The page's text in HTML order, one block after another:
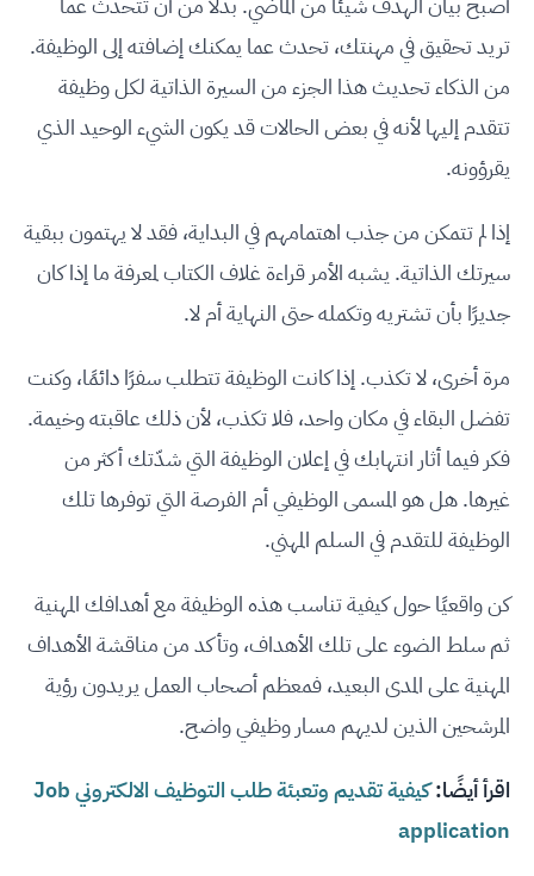
تريد تحقيق في مهنتك، تحدث عما يمكنك إضافته إلى الوظيفة.
من الذكاء تحديث هذا الجزء من السيرة الذاتية لكل وظيفة
تتقدم إليها لأنه في بعض الحالات قد يكون الشيء الوحيد الذي
يقرؤونه.
إذا لم تتمكن من جذب اهتمامهم في البداية، فقد لا يهتمون ببقية
سيرتك الذاتية. يشبه الأمر قراءة غلاف الكتاب لمعرفة ما إذا كان
جديرًا بأن تشتريه وتكمله حتى النهاية أم لا.
مرة أخرى، لا تكذب. إذا كانت الوظيفة تتطلب سفرًا دائمًا، وكنت
تفضل البقاء في مكان واحد، فلا تكذب، لأن ذلك عاقبته وخيمة.
فكر فيما أثار انتهابك في إعلان الوظيفة التي شدّتك أكثر من
غيرها. هل هو المسمى الوظيفي أم الفرصة التي توفرها تلك
الوظيفة للتقدم في السلم المهني.
كن واقعيًا حول كيفية تناسب هذه الوظيفة مع أهدافك المهنية
ثم سلط الضوء على تلك الأهداف، وتأكد من مناقشة الأهداف
المهنية على المدى البعيد، فمعظم أصحاب العمل يريدون رؤية
المرشحين الذين لديهم مسار وظيفي واضح.
اقرأ أيضًا:
كيفية تقديم وتعبئة طلب التوظيف الالكتروني Job
application